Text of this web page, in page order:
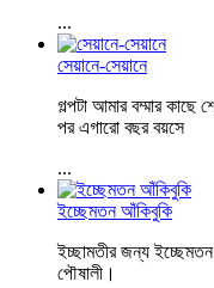
...
সেয়ানে-সেয়ানে
গল্পটা আমার বম্মার কাছে
পর এগারো বছর বয়সে
...
ইচ্ছেমতন আঁকিবুকি
ইচ্ছামতীর জন্য
পৌষালী।